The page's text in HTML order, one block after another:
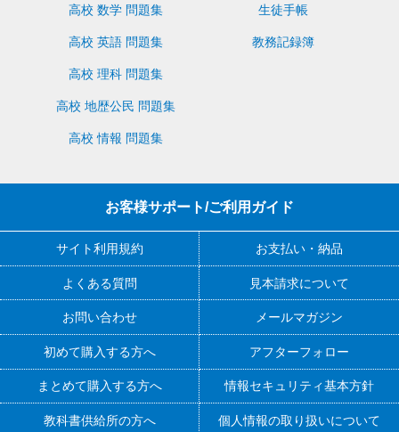
高校 数学 問題集
高校 英語 問題集
高校 理科 問題集
高校 地歴公民 問題集
高校 情報 問題集
生徒手帳
教務記録簿
お客様サポート/ご利用ガイド
サイト利用規約 お支払い・納品
よくある質問 見本請求について
お問い合わせ メールマガジン
初めて購入する方へ アフターフォロー
まとめて購入する方へ 情報セキュリティ基本方針
教科書供給所の方へ 個人情報の取り扱いについて